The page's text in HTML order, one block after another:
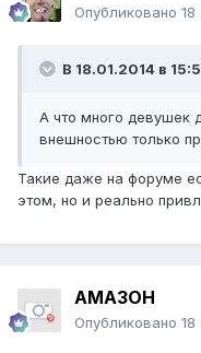
Опубликовано 18
В 18.01.2014 в
А что много девушек
внешностью только
Такие даже на форуме
этом, но и реально
AMA3OH
Опубликовано 18